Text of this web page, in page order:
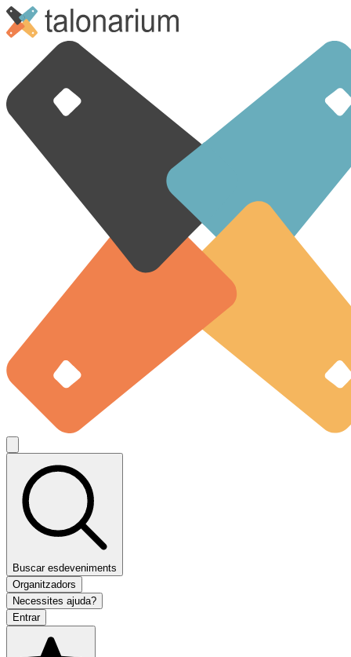
Buscar esdeveniments
Organitzadors
Necessites ajuda?
Entrar